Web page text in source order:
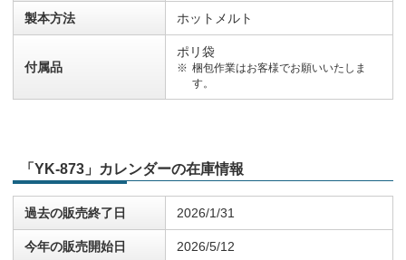
製本方法 ホットメルト
付属品
ポリ袋
梱包作業はお客様でお願いいたしま
す。
「YK-873」カレンダーの在庫情報
過去の販売終了日 2026/1/31
今年の販売開始日 2026/5/12